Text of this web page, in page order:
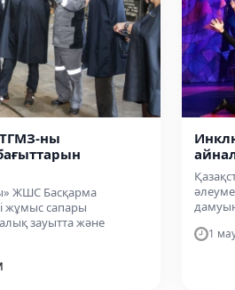
ны
ЖШС Басқарма
жұмыс сапары
зауытта және
1